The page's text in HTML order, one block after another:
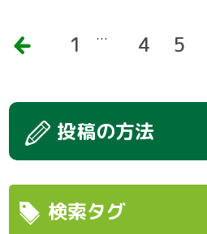
前
1 … 4 5
投稿の方法
検索タグ